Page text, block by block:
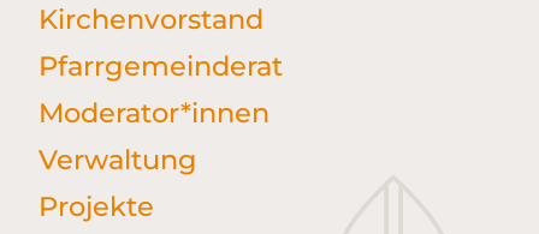
Kirchenvorstand
Pfarrgemeinderat
Moderator*innen
Verwaltung
Projekte